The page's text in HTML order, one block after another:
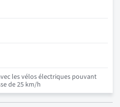
les vélos électriques pouvant
de 25 km/h